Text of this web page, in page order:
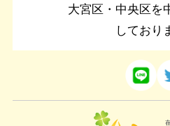
大宮区・中央区を
しており